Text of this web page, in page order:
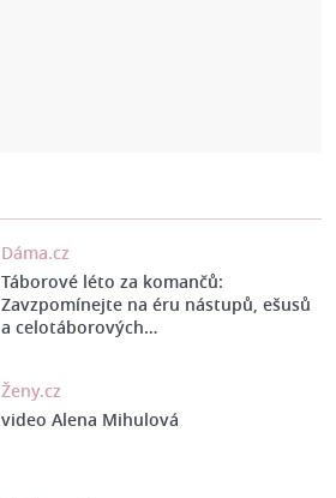
Dáma.cz
Táborové léto za komančů:
Zavzpomínejte na éru nástupů, ešusů
a celotáborových…
Ženy.cz
video Alena Mihulová